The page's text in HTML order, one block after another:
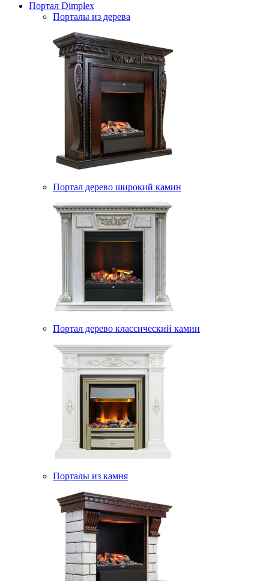
Портал Dimplex
Порталы из дерева
Портал дерево широкий камин
Портал дерево классический камин
Порталы из камня